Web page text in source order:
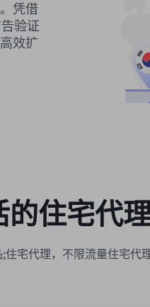
凭借
验证
效扩
的住宅代
宅代理，不限流量住宅代